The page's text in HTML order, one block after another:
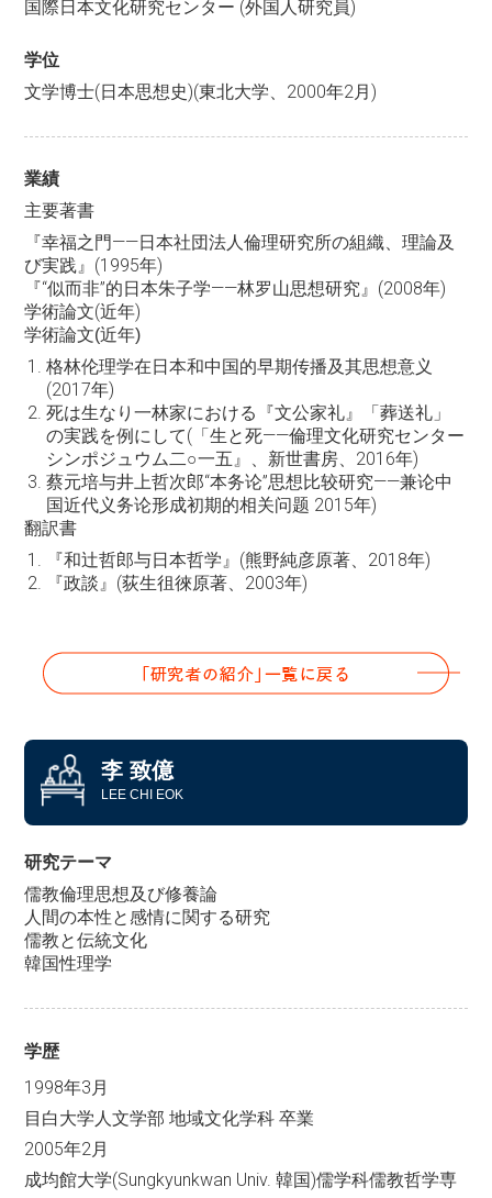
国際日本文化研究センター (外国人研究員)
学位
文学博士(日本思想史)(東北大学、2000年2月)
業績
主要著書
『幸福之門——日本社団法人倫理研究所の組織、理論及
び実践』(1995年)
『“似而非”的日本朱子学——林罗山思想研究』(2008年)
学術論文(近年)
学術論文(近年)
格林伦理学在日本和中国的早期传播及其思想意义
(2017年)
死は生なり一林家における『文公家礼』「葬送礼」
の実践を例にして(「生と死——倫理文化研究センター
シンポジュウム二○一五』、新世書房、2016年)
蔡元培与井上哲次郎“本务论”思想比较研究——兼论中
国近代义务论形成初期的相关问题 2015年)
翻訳書
『和辻哲郎与日本哲学』(熊野純彦原著、2018年)
『政談』(荻生徂徠原著、2003年)
李 致億
LEE CHI EOK
研究テーマ
儒教倫理思想及び修養論
人間の本性と感情に関する研究
儒教と伝統文化
韓国性理学
学歴
1998年3月
目白大学人文学部 地域文化学科 卒業
2005年2月
成均館大学(Sungkyunkwan Univ. 韓国)儒学科儒教哲学専